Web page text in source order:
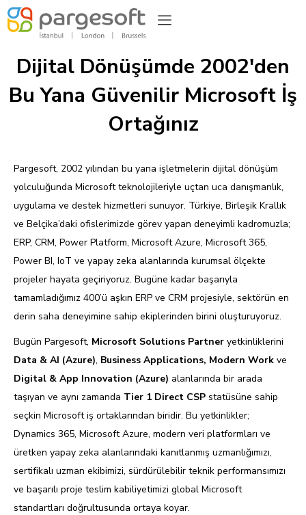
Dijital Dönüşümde 2002'den
Bu Yana Güvenilir Microsoft İş
Ortağınız
Pargesoft, 2002 yılından bu yana işletmelerin dijital dönüşüm
yolculuğunda Microsoft teknolojileriyle uçtan uca danışmanlık,
uygulama ve destek hizmetleri sunuyor. Türkiye, Birleşik Krallık
ve Belçika’daki ofislerimizde görev yapan deneyimli kadromuzla;
ERP, CRM, Power Platform, Microsoft Azure, Microsoft 365,
Power BI, IoT ve yapay zeka alanlarında kurumsal ölçekte
projeler hayata geçiriyoruz. Bugüne kadar başarıyla
tamamladığımız 400’ü aşkın ERP ve CRM projesiyle, sektörün en
derin saha deneyimine sahip ekiplerinden birini oluşturuyoruz.
Bugün Pargesoft, Microsoft Solutions Partner yetkinliklerini
Data & AI (Azure), Business Applications, Modern Work ve
Digital & App Innovation (Azure) alanlarında bir arada
taşıyan ve aynı zamanda Tier 1 Direct CSP statüsüne sahip
seçkin Microsoft iş ortaklarından biridir. Bu yetkinlikler;
Dynamics 365, Microsoft Azure, modern veri platformları ve
üretken yapay zeka alanlarındaki kanıtlanmış uzmanlığımızı,
sertifikalı uzman ekibimizi, sürdürülebilir teknik performansımızı
ve başarılı proje teslim kabiliyetimizi global Microsoft
standartları doğrultusunda ortaya koyar.